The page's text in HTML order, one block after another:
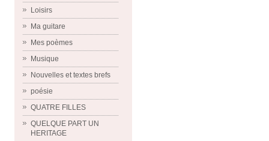
Loisirs
Ma guitare
Mes poèmes
Musique
Nouvelles et textes brefs
poésie
QUATRE FILLES
QUELQUE PART UN
HERITAGE